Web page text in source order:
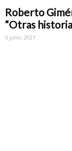
Roberto
“Otras
5 julio, 2021